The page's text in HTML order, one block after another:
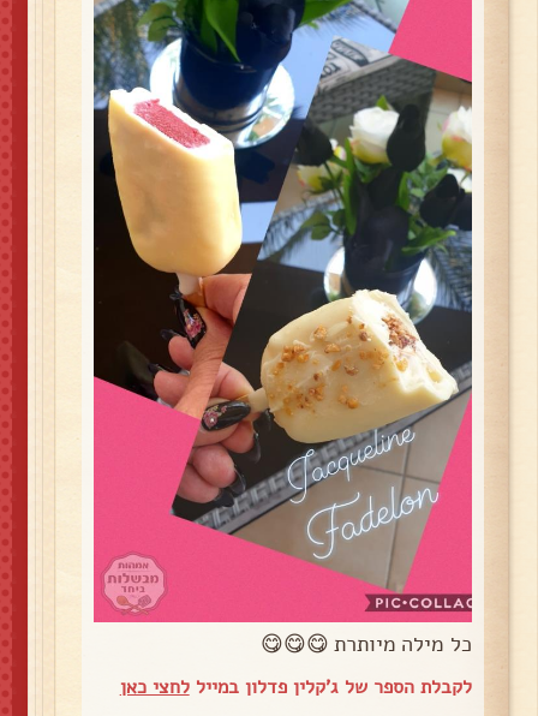
כל מילה מיותרת 😋😋😋
לקבלת הספר של ג'קלין פדלון במייללחצי כאן